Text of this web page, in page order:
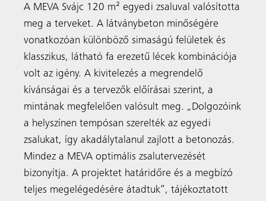
A MEVA Svájc 120 m² egyedi zsaluval valósította
meg a terveket. A látványbeton minőségére
vonatkozóan különböző simaságú felületek és
klasszikus, látható fa erezetű lécek kombinációja
volt az igény. A kivitelezés a megrendelő
kívánságai és a tervezők előírásai szerint, a
mintának megfelelően valósult meg. „Dolgozóink
a helyszínen tempósan szerelték az egyedi
zsalukat, így akadálytalanul zajlott a betonozás.
Mindez a MEVA optimális zsalutervezését
bizonyítja. A projektet határidőre és a megbízó
teljes megelégedésére átadtuk”, tájékoztatott